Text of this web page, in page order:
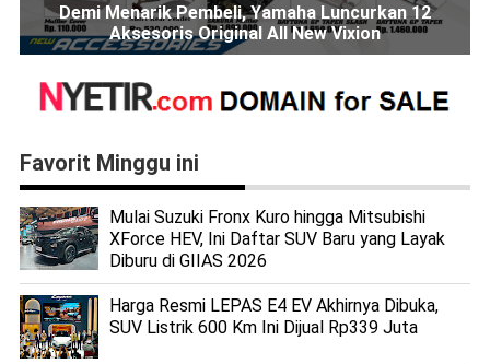
Demi Menarik Pembeli, Yamaha Luncurkan 12
Aksesoris Original All New Vixion
Favorit Minggu ini
Mulai Suzuki Fronx Kuro hingga Mitsubishi
XForce HEV, Ini Daftar SUV Baru yang Layak
Diburu di GIIAS 2026
Harga Resmi LEPAS E4 EV Akhirnya Dibuka,
SUV Listrik 600 Km Ini Dijual Rp339 Juta